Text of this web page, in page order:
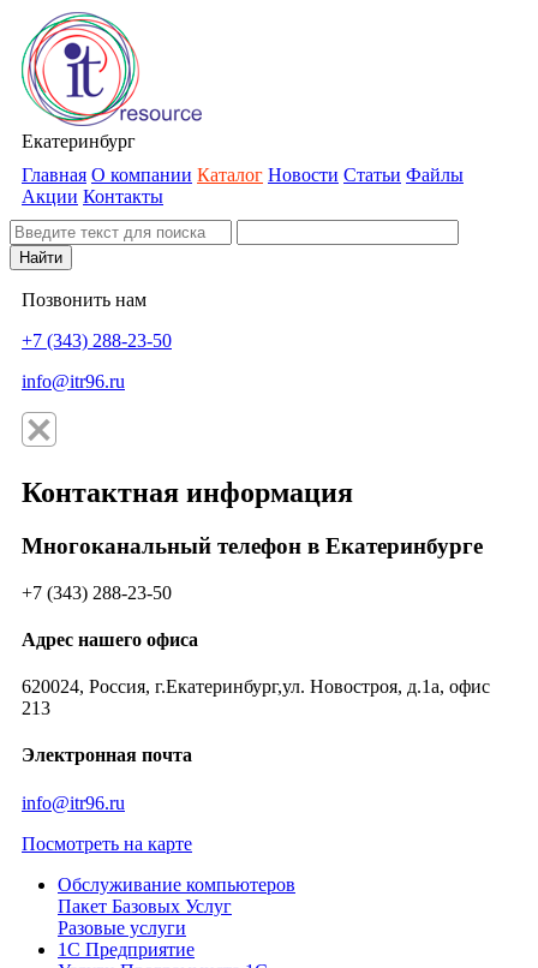
Екатеринбург
Главная О компании Каталог Новости Статьи Файлы
Акции Контакты
Найти
Позвонить нам
+7 (343) 288-23-50
info@itr96.ru
Контактная информация
Многоканальный телефон в Екатеринбурге
+7 (343) 288-23-50
Адрес нашего офиса
620024, Россия, г.Екатеринбург,ул. Новостроя, д.1а, офис
213
Электронная почта
info@itr96.ru
Посмотреть на карте
Обслуживание компьютеров
Пакет Базовых Услуг
Разовые услуги
1С Предприятие